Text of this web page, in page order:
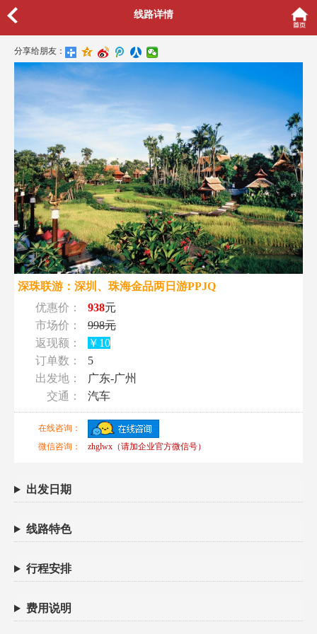
线路详情
分享给朋友：
深珠联游：深圳、珠海金品两日游PPJQ
优惠价：
938元
市场价：
998元
返现额：
￥10
订单数：
5
出发地：
广东-广州
交通：
汽车
在线咨询：
微信咨询：
zhglwx（请加企业官方微信号）
出发日期
线路特色
行程安排
费用说明